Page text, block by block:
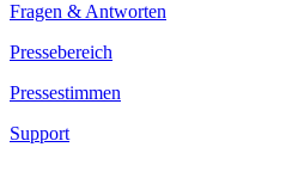
Fragen & Antworten
Pressebereich
Pressestimmen
Support